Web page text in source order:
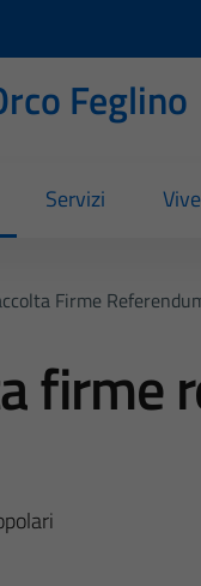
Feglino
Servizi
Firme
firme